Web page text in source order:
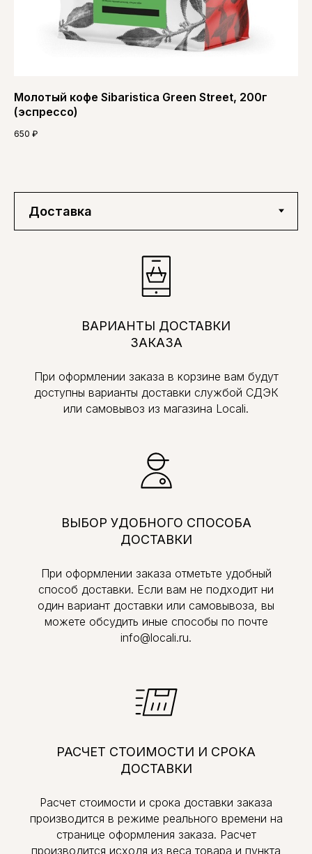
Молотый кофе Sibaristica Green Street, 200г
(эспрессо)
650 ₽
ВАРИАНТЫ ДОСТАВКИ
ЗАКАЗА
При оформлении заказа в корзине вам будут
доступны варианты доставки службой СДЭК
или самовывоз из магазина Locali.
ВЫБОР УДОБНОГО СПОСОБА
ДОСТАВКИ
При оформлении заказа отметьте удобный
способ доставки. Если вам не подходит ни
один вариант доставки или самовывоза, вы
можете обсудить иные способы по почте
info@locali.ru.
РАСЧЕТ СТОИМОСТИ И СРОКА
ДОСТАВКИ
Расчет стоимости и срока доставки заказа
производится в режиме реального времени на
странице оформления заказа. Расчет
производится исходя из веса товара и пункта